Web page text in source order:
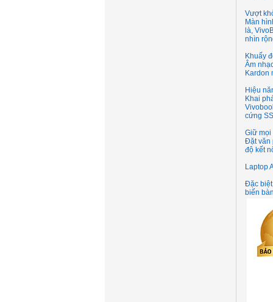
Vượt
Màn
là,
nhìn
Khuấy
Âm
Kardon
Hiệu
Khai
cứng
Giữ mọi
Đặt văn
độ kết
Laptop
Đặc
biến